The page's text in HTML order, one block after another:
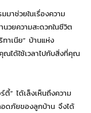
มาช่วยในเรื่องความ
วยความสะดวกในชีวิต
าเนีย” บ้านแห่ง
ได้ใช้เวลาไปกับสิ่งที่คุณ
” ได้เล็งเห็นถึงความ
ดภัยของลูกบ้าน จึงได้